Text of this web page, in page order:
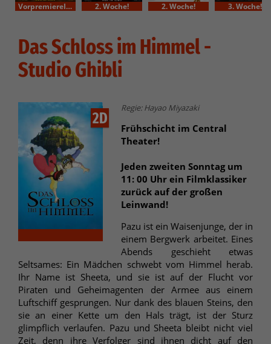
VorpremiereIm Bundesstart 2. Woche! 2. Woche! 3. Woche!
Das Schloss im Himmel -
Studio Ghibli
2D
Regie: Hayao Miyazaki
Frühschicht im Central
Theater!
Jeden zweiten Sonntag um
11: 00 Uhr ein Filmklassiker
zurück auf der großen
Leinwand!
Pazu ist ein Waisenjunge, der in
einem Bergwerk arbeitet. Eines
Abends geschieht etwas
Seltsames: Ein Mädchen schwebt vom Himmel herab.
Ihr Name ist Sheeta, und sie ist auf der Flucht vor
Piraten und Geheimagenten der Armee aus einem
Luftschiff gesprungen. Nur dank des blauen Steins, den
sie an einer Kette um den Hals trägt, ist der Sturz
glimpflich verlaufen. Pazu und Sheeta bleibt nicht viel
Zeit, denn ihre Verfolger sind ihnen dicht auf den